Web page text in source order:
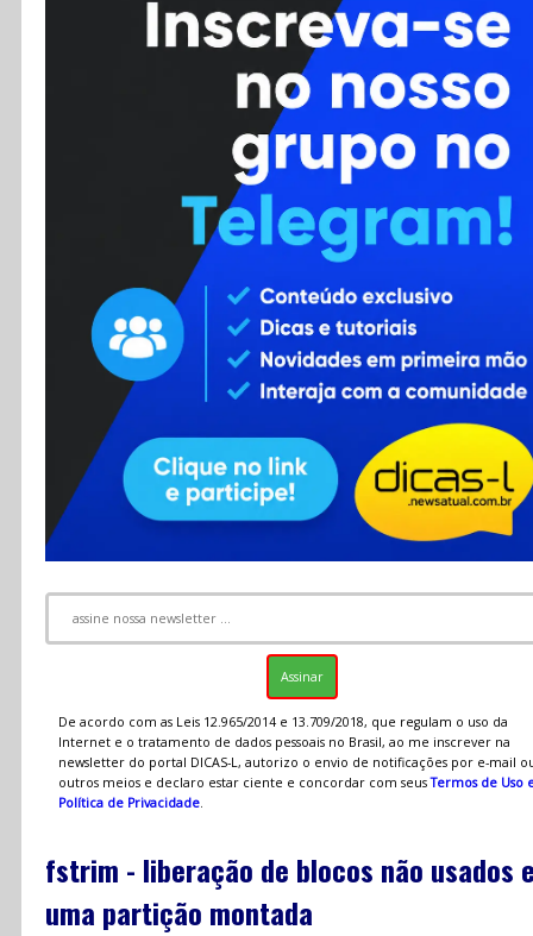
Cursos
Enviar Dica
Contato
RSS
De acordo com as Leis 12.965/2014 e 13.709/2018, que regulam o uso da
Internet e o tratamento de dados pessoais no Brasil, ao me inscrever na
newsletter do portal DICAS-L, autorizo o envio de notificações por e-mail
outros meios e declaro estar ciente e concordar com seusTermos de Uso
Política de Privacidade.
fstrim - liberação de blocos não usados
uma partição montada